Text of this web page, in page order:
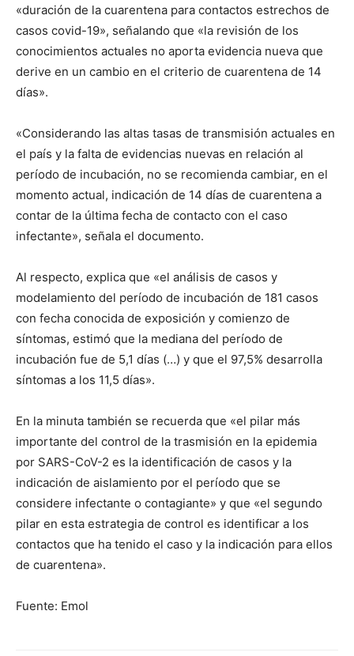
«duración de la cuarentena para contactos estrechos de
casos covid-19», señalando que «la revisión de los
conocimientos actuales no aporta evidencia nueva que
derive en un cambio en el criterio de cuarentena de 14
días».
«Considerando las altas tasas de transmisión actuales en
el país y la falta de evidencias nuevas en relación al
período de incubación, no se recomienda cambiar, en el
momento actual, indicación de 14 días de cuarentena a
contar de la última fecha de contacto con el caso
infectante», señala el documento.
Al respecto, explica que «el análisis de casos y
modelamiento del período de incubación de 181 casos
con fecha conocida de exposición y comienzo de
síntomas, estimó que la mediana del período de
incubación fue de 5,1 días (…) y que el 97,5% desarrolla
síntomas a los 11,5 días».
En la minuta también se recuerda que «el pilar más
importante del control de la trasmisión en la epidemia
por SARS-CoV-2 es la identificación de casos y la
indicación de aislamiento por el período que se
considere infectante o contagiante» y que «el segundo
pilar en esta estrategia de control es identificar a los
contactos que ha tenido el caso y la indicación para ellos
de cuarentena».
Fuente: Emol